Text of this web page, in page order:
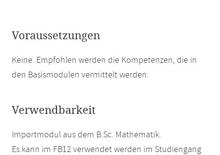
Voraussetzungen
Keine. Empfohlen werden die Kompetenzen, die in
den Basismodulen vermittelt werden.
Verwendbarkeit
Importmodul aus dem B.Sc. Mathematik.
Es kann im FB12 verwendet werden im Studiengang